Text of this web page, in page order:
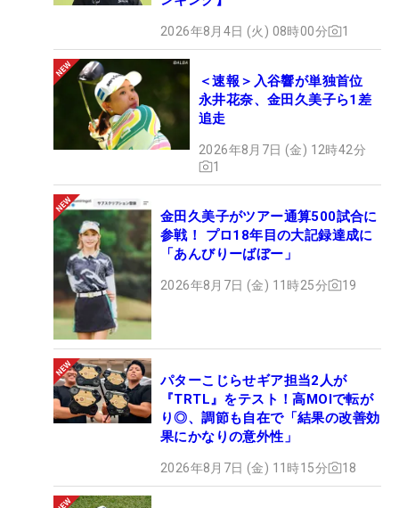
2026年8月4日 (火) 08時00分 1
＜速報＞入谷響が単独首位
永井花奈、金田久美子ら1差
追走
2026年8月7日 (金) 12時42分
1
金田久美子がツアー通算500試合に
参戦！ プロ18年目の大記録達成に
「あんびりーばぼー」
2026年8月7日 (金) 11時25分 19
パターこじらせギア担当2人が
『TRTL』をテスト！高MOIで転が
り◎、調節も自在で「結果の改善効
果にかなりの意外性」
2026年8月7日 (金) 11時15分 18